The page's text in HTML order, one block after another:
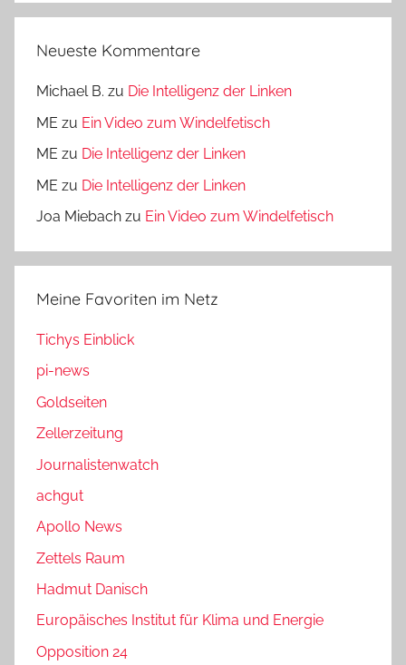
Neueste Kommentare
Michael B. zu Die Intelligenz der Linken
ME zu Ein Video zum Windelfetisch
ME zu Die Intelligenz der Linken
ME zu Die Intelligenz der Linken
Joa Miebach zu Ein Video zum Windelfetisch
Meine Favoriten im Netz
Tichys Einblick
pi-news
Goldseiten
Zellerzeitung
Journalistenwatch
achgut
Apollo News
Zettels Raum
Hadmut Danisch
Europäisches Institut für Klima und Energie
Opposition 24